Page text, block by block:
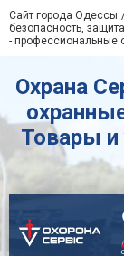
Сайт города Одессы
безопасность, защита
- профессиональные
Охрана
Товары и